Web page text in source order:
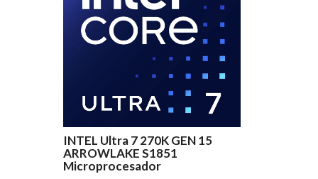
INTEL Ultra 7 270K GEN 15
ARROWLAKE S1851
Microprocesador